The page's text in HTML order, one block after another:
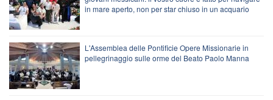
in mare aperto, non per star chiuso in un acquario
L'Assemblea delle Pontificie Opere Missionarie in
pellegrinaggio sulle orme del Beato Paolo Manna